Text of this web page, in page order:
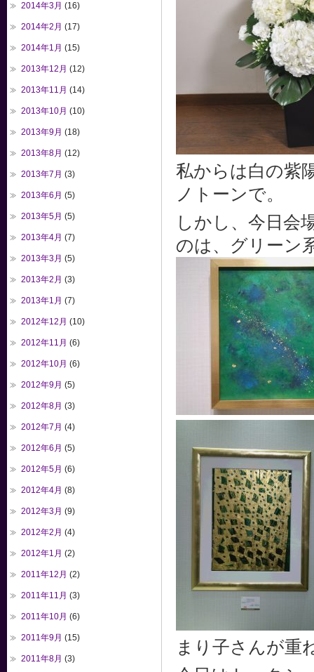
私からは白の紫
ノトーンで。
しかし、今日会
のは、グリーン
まり子さんが重
2014年3月 (16)
2014年2月 (17)
2014年1月 (15)
2013年12月 (12)
2013年11月 (14)
2013年10月 (10)
2013年9月 (18)
2013年8月 (12)
2013年7月 (3)
2013年6月 (5)
2013年5月 (5)
2013年4月 (7)
2013年3月 (5)
2013年2月 (3)
2013年1月 (7)
2012年12月 (10)
2012年11月 (6)
2012年10月 (6)
2012年9月 (5)
2012年8月 (3)
2012年7月 (4)
2012年6月 (5)
2012年5月 (6)
2012年4月 (8)
2012年3月 (9)
2012年2月 (4)
2012年1月 (2)
2011年12月 (2)
2011年11月 (3)
2011年10月 (6)
2011年9月 (15)
2011年8月 (3)